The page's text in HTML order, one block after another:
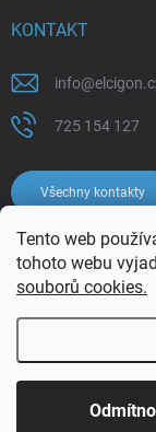
Tento web
tohoto webu
souborů cookies.
KONTAKT
info@
725 154 127
Všechny kontakty
Copyright 2026